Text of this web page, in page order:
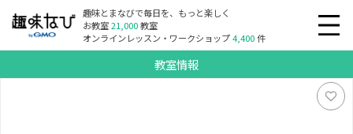
趣味とまなびで毎日を、もっと楽しく
お教室21,000教室
オンラインレッスン・ワークショップ4,400件
教室情報